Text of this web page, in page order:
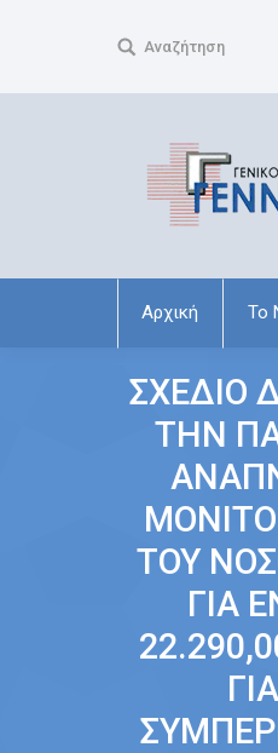
Search:Αναζήτηση
Αρχική Το
ΣΧΕΔΙΟ
ΤΗΝ
ΤΟΥ
ΓΙΑ